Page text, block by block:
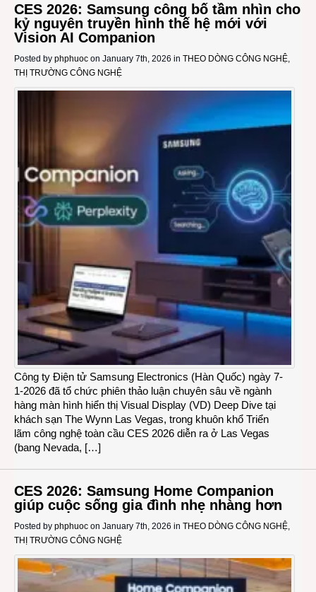
CES 2026: Samsung công bố tầm nhìn cho
kỷ nguyên truyền hình thế hệ mới với
Vision AI Companion
Posted by phphuoc on January 7th, 2026 in THEO DÒNG CÔNG NGHỆ,
THỊ TRƯỜNG CÔNG NGHỆ
Công ty Điện tử Samsung Electronics (Hàn Quốc) ngày 7-
1-2026 đã tổ chức phiên thảo luận chuyên sâu về ngành
hàng màn hình hiển thị Visual Display (VD) Deep Dive tại
khách sạn The Wynn Las Vegas, trong khuôn khổ Triển
lãm công nghệ toàn cầu CES 2026 diễn ra ở Las Vegas
(bang Nevada, […]
CES 2026: Samsung Home Companion
giúp cuộc sống gia đình nhẹ nhàng hơn
Posted by phphuoc on January 7th, 2026 in THEO DÒNG CÔNG NGHỆ
THỊ TRƯỜNG CÔNG NGHỆ